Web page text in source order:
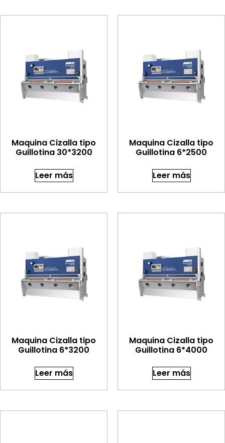
Maquina Cizalla tipo
Guillotina 30*3200
Leer más
Maquina Cizalla tipo
Guillotina 6*2500
Leer más
Maquina Cizalla tipo
Guillotina 6*3200
Leer más
Maquina Cizalla tipo
Guillotina 6*4000
Leer más